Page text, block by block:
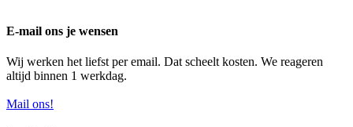
E-mail ons je wensen
Wij werken het liefst per email. Dat scheelt kosten. We reageren
altijd binnen 1 werkdag.
Mail ons!